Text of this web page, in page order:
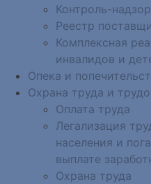
Контроль-надзор
Реестр
Комплексная
инвалидов и
Опека и
Охрана труда и
Оплата труда
Легализация
населения и
выплате
Охрана труда